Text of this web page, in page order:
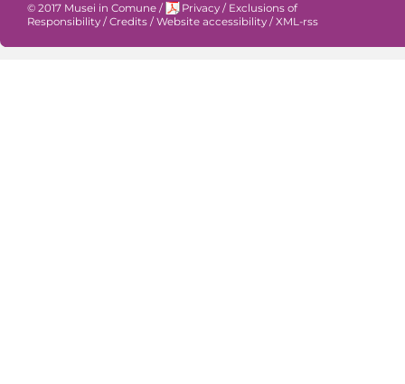
© 2017 Musei in Comune / Privacy / Exclusions of
Responsibility / Credits / Website accessibility / XML-rss